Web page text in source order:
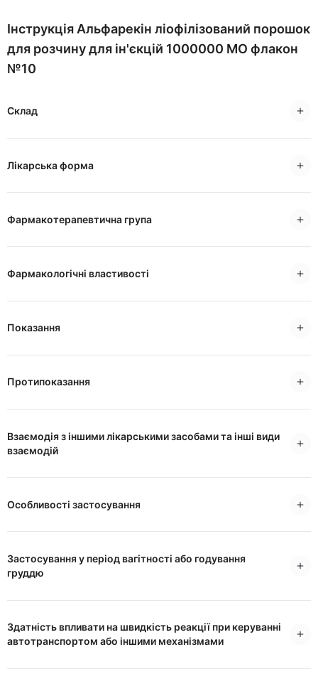
Інструкція Альфарекін ліофілізований порошок
для розчину для ін'єкцій 1000000 МО флакон
№10
Склад
Лікарська форма
Фармакотерапевтична група
Фармакологічні властивості
Показання
Протипоказання
Взаємодія з іншими лікарськими засобами та інші види
взаємодій
Особливості застосування
Застосування у період вагітності або годування
груддю
Здатність впливати на швидкість реакції при керуванні
автотранспортом або іншими механізмами